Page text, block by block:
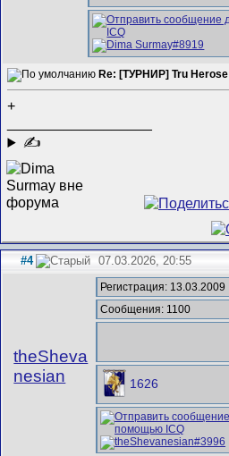
Re: [ТУРНИР] Tru Herose
+
✍
#4 07.03.2026, 20:55
theSheva
nesian
Регистрация: 13.03.2009
Сообщения: 1100
1626